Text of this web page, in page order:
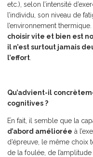
etc.), selon l’intensité
l’individu, son niveau de
l’environnement thermique.
choisir vite et bien est
il n’est surtout jamais
l’effort
Qu’advient-il
cognitives ?
En fait, il semble que la
d’abord améliorée à
d’épreuve, le même choix
de la foulée, de